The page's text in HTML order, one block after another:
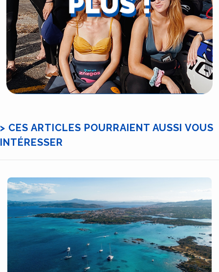
> CES ARTICLES POURRAIENT AUSSI VOUS
INTÉRESSER